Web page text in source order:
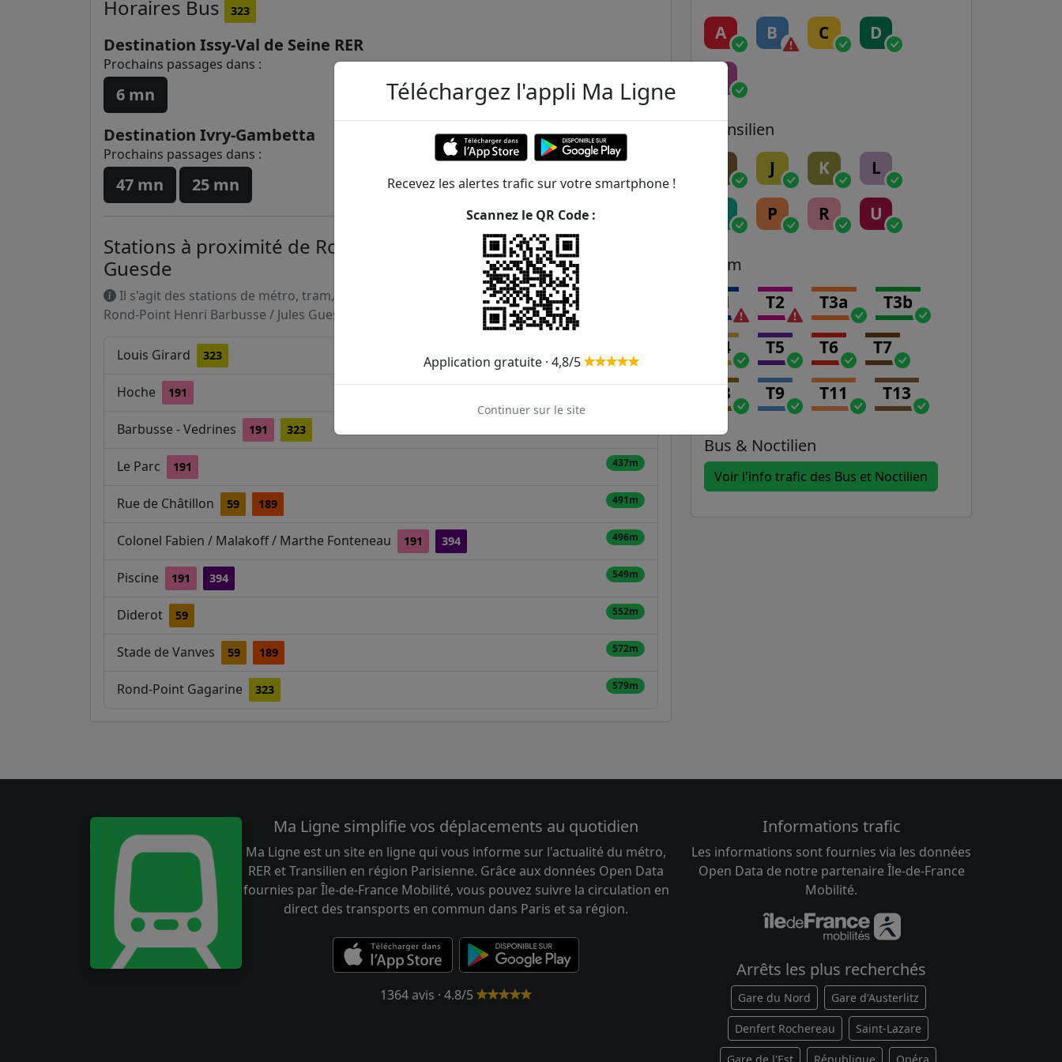
Horaires Bus 323
Destination Issy-Val de Seine RER
Prochains passages dans :
6 mn
Destination Ivry-Gambetta
Prochains passages dans :
47 mn 25 mn
Stations à proximité de Rond-Point Henri Barbusse / Jules
Guesde
Il s'agit des stations de métro, tram, RER et transilien situées à moins de 1km de la gare
Rond-Point Henri Barbusse / Jules Guesde.
Louis Girard 323
Hoche 191 351m
Barbusse - Vedrines 191 323
Le Parc 191 437m
Rue de Châtillon 59 189 491m
Colonel Fabien / Malakoff / Marthe Fonteneau 191 394 496m
Piscine 191 394 549m
Diderot 59 552m
Stade de Vanves 59 189 572m
Rond-Point Gagarine 323 579m
A B C D
Transilien
J K L
P R U
Tram
T1 T2 T3a T3b
T4 T5 T6 T7
T8 T9 T11 T13
Bus & Noctilien
Voir l'info trafic des Bus et Noctilien
Ma Ligne simplifie vos déplacements au quotidien
Ma Ligne est un site en ligne qui vous informe sur l'actualité du métro,
RER et Transilien en région Parisienne. Grâce aux données Open Data
fournies par Île-de-France Mobilité, vous pouvez suivre la circulation en
direct des transports en commun dans Paris et sa région.
1364 avis · 4.8/5
Informations trafic
Les informations sont fournies via les données
Open Data de notre partenaire Île-de-France
Mobilité.
Arrêts les plus recherchés
Gare du Nord Gare d'Austerlitz
Denfert Rochereau Saint-Lazare
Téléchargez l'appli Ma Ligne
Recevez les alertes trafic sur votre smartphone !
Scannez le QR Code :
Application gratuite · 4,8/5
Continuer sur le site